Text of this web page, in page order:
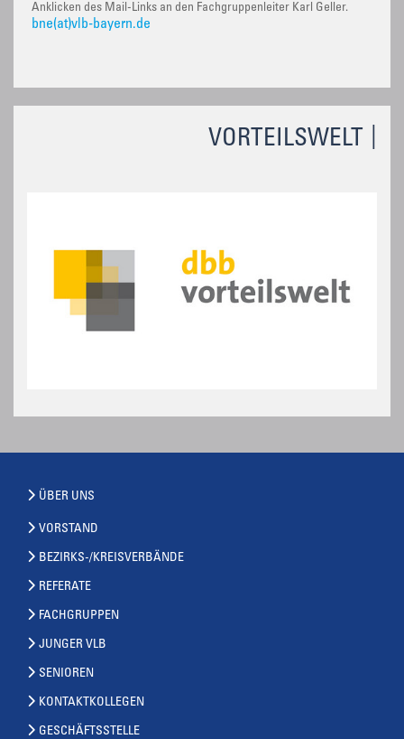
VORTEILSWELT
Anklicken des Mail-Links an den Fachgruppenleiter Karl Geller.
bne(at)vlb-bayern.de
ÜBER UNS
VORSTAND
BEZIRKS-/KREISVERBÄNDE
REFERATE
FACHGRUPPEN
JUNGER VLB
SENIOREN
KONTAKTKOLLEGEN
GESCHÄFTSSTELLE